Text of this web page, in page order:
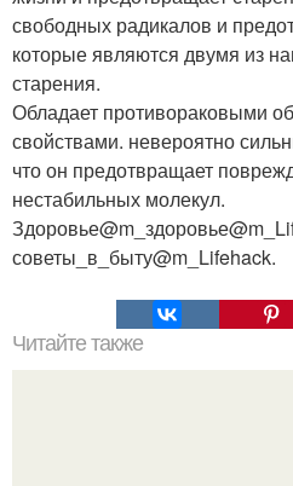
свободных радикалов и
которые являются двумя из
старения.
Обладает противораковыми
свойствами. невероятно
что он предотвращает
нестабильных молекул.
советы_в_быту@m_Lifehack.
Читайте также